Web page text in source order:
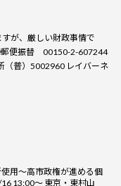
が、厳しい財政事情で
郵便振替 00150-2-607244
普）5002960 レイバーネ
用～高市政権が進める個
13:00～ 東京・東村山